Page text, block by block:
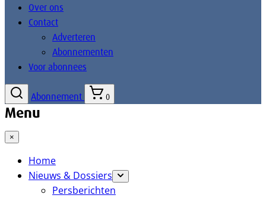
Over ons
Contact
Adverteren
Abonnementen
Voor abonnees
Abonnement 0
Menu
×
Home
Nieuws & Dossiers
Persberichten